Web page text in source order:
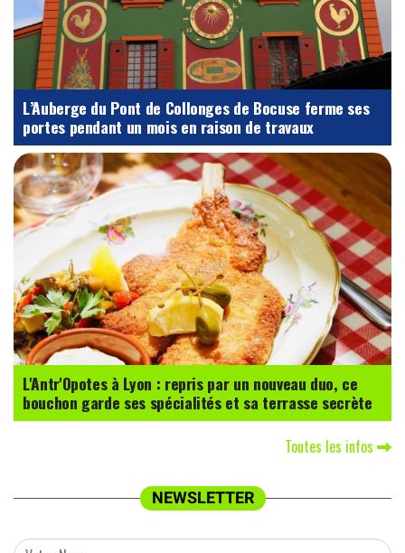
L’Auberge du Pont de Collonges de Bocuse ferme ses
portes pendant un mois en raison de travaux
L'Antr'Opotes à Lyon : repris par un nouveau duo, ce
bouchon garde ses spécialités et sa terrasse secrète
Toutes les infos
NEWSLETTER